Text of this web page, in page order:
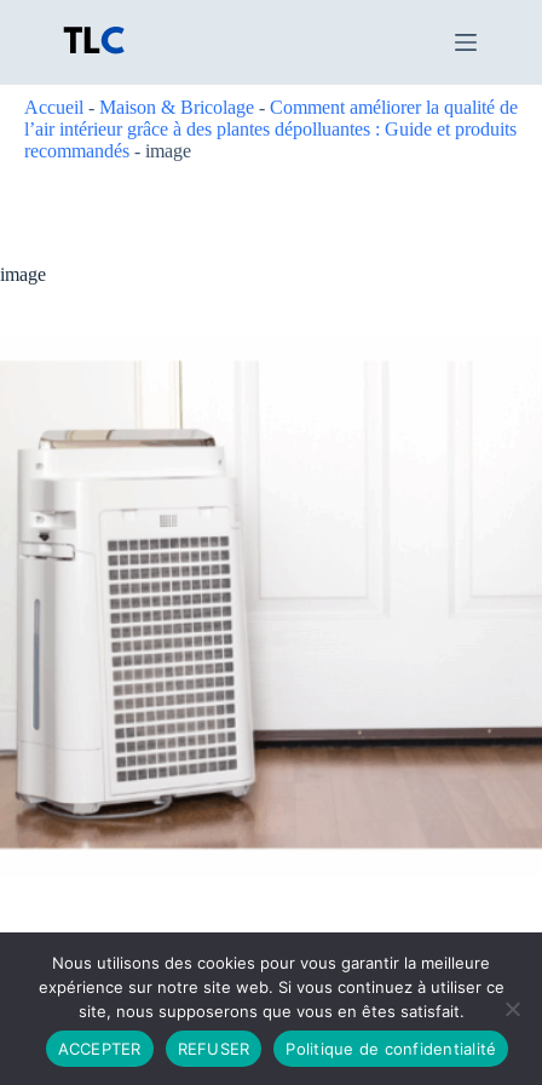
Accueil - Maison & Bricolage - Comment améliorer la qualité de
l’air intérieur grâce à des plantes dépolluantes : Guide et produits
recommandés - image
image
Partenariat Contact
Politique de Confidentialité
CGU
Copyright © 2026 - Propulsé par DIEUDUDIABLE
Nous utilisons des cookies pour vous garantir la meilleure
expérience sur notre site web. Si vous continuez à utiliser ce
site, nous supposerons que vous en êtes satisfait.
ACCEPTER
REFUSER Politique de confidentialité